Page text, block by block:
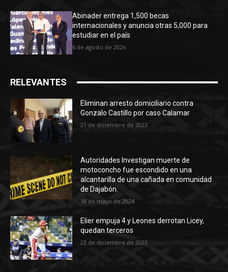
Abinader entrega 1,500 becas
internacionales y anuncia otras 5,000 para
estudiar en el país
6 de agosto de 2026
RELEVANTES
Eliminan arresto domiciliario contra
Gonzalo Castillo por caso Calamar
21 de diciembre de 2023
Autoridades Investigan muerte de
motoconcho fue escondido en una
alcantarilla de una cañada en comunidad
de Dajabón.
18 de mayo de 2024
Elier empuja 4 y Leones derrotan Licey,
quedan terceros
23 de diciembre de 2023